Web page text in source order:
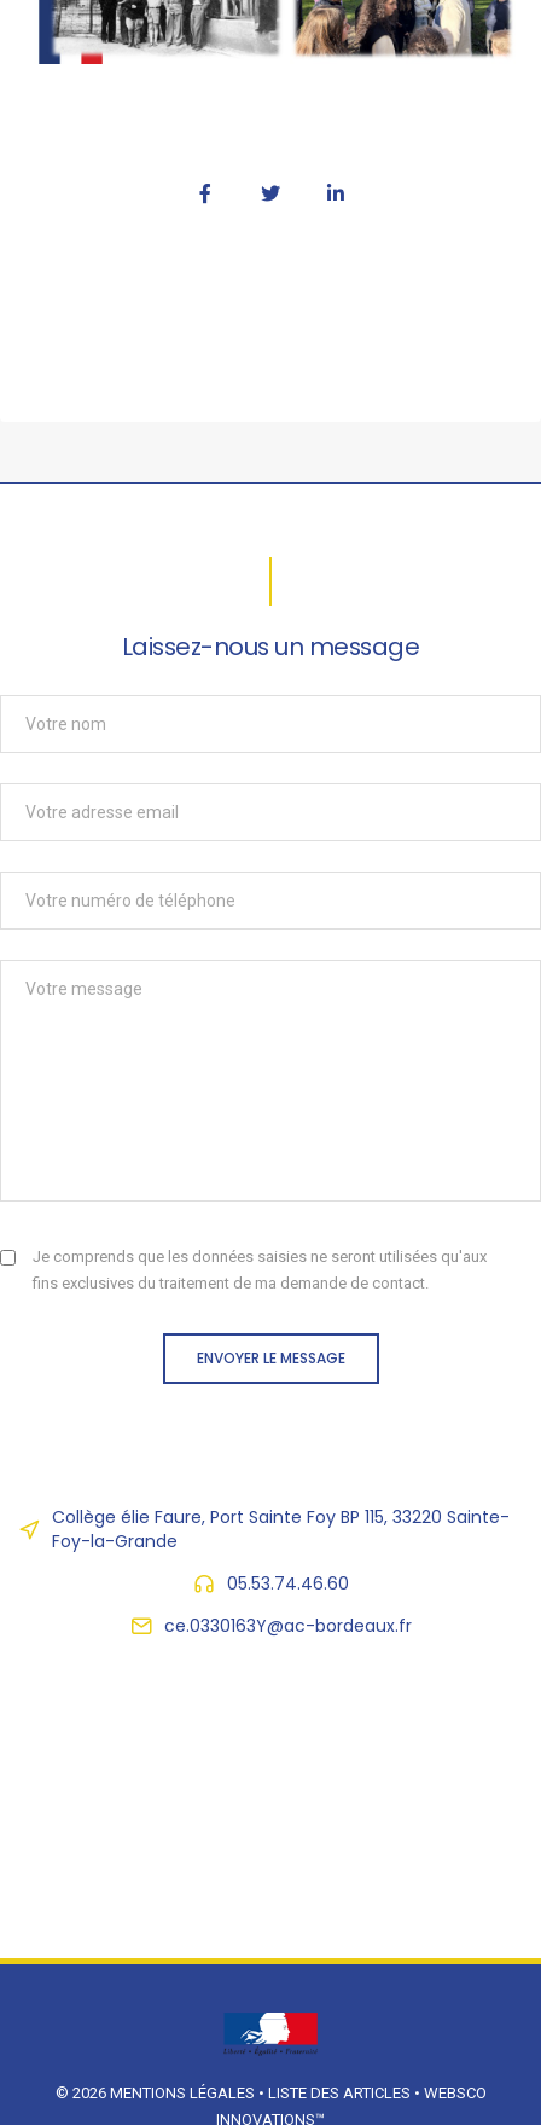
Laissez-nous un message
Je comprends que les données saisies ne seront utilisées qu'aux
fins exclusives du traitement de ma demande de contact.
ENVOYER LE MESSAGE
Collège élie Faure, Port Sainte Foy BP 115, 33220 Sainte-
Foy-la-Grande
05.53.74.46.60
ce.0330163Y@ac-bordeaux.fr
© 2026 MENTIONS LÉGALES • LISTE DES ARTICLES • WEBSCO
INNOVATIONS™